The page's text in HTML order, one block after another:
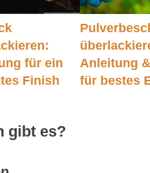
für ein
Finish
Anleitung
für bestes
gibt es?